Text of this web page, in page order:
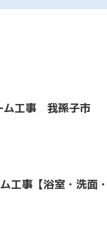
ム工事 我孫子市
事【浴室・洗面